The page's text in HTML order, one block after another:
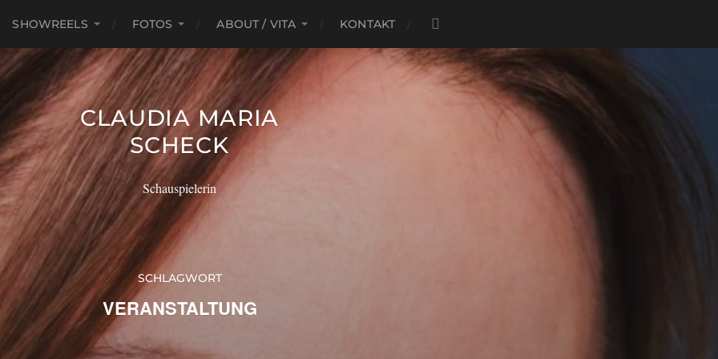
SHOWREELS FOTOS ABOUT / VITA KONTAKT
CLAUDIA MARIA
SCHECK
Schauspielerin
SCHLAGWORT
VERANSTALTUNG